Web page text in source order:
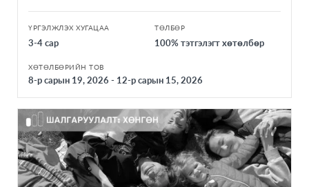
ҮРГЭЛЖЛЭХ ХУГАЦАА
3-4 сар
ТӨЛБӨР
100% тэтгэлэгт хөтөлбөр
ХӨТӨЛБӨРИЙН ТОВ
8-р сарын 19, 2026 - 12-р сарын 15, 2026